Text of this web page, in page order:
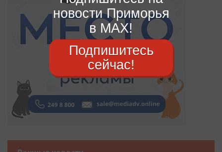
новости Приморья
в MAX!
Подпишитесь
сейчас!